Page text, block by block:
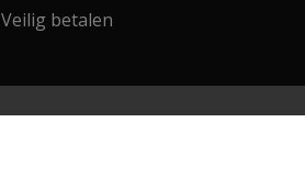
Veilig betalen